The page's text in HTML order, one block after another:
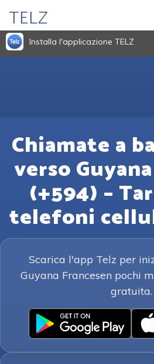
TELZ
Installa l'applicazione TELZ
Chiamate a
verso
(+594) –
telefoni
Scarica l'app Telz per
Guyana Francesen pochi
gratuita.